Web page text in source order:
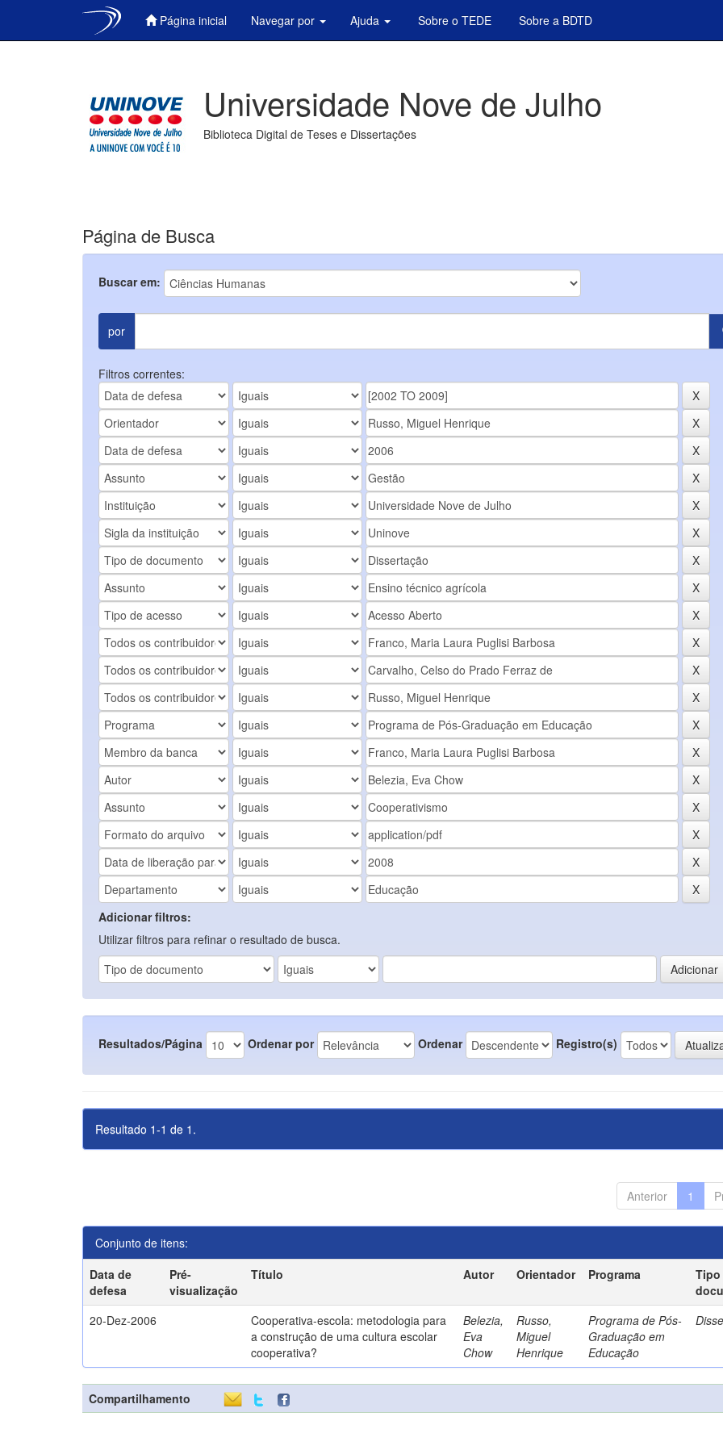
Página inicial Navegar por Ajuda Sobre o TEDE Sobre a BDTD
Universidade Nove de Julho
Biblioteca Digital de Teses e Dissertações
Página de Busca
Buscar em:
por
Filtros correntes:
Adicionar filtros:
Utilizar filtros para refinar o resultado de busca.
Resultados/Página Ordenar por Ordenar Registro(s)
Resultado 1-1 de 1.
Anterior 1
Conjunto de itens:
Data de
defesa
Pré-
visualização
Título Autor Orientador Programa
Tipo
20-Dez-2006
Cooperativa-escola: metodologia para
a construção de uma cultura escolar
cooperativa?
Belezia,
Eva
Chow
Russo,
Miguel
Henrique
Programa de Pós-
Graduação em
Educação
Compartilhamento